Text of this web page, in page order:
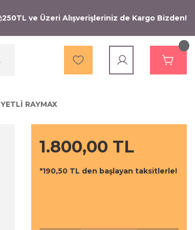
250TL ve Üzeri Alışverişleriniz de Kargo Bizden!
RAYMAX
1.800,00 TL
*190,50 TL den başlayan taksitlerle!